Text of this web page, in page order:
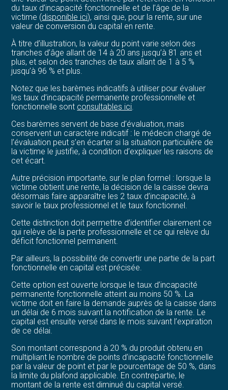
du taux d’incapacité fonctionnelle et de l’âge de la
victime (disponible ici), ainsi que, pour la rente, sur une
valeur de conversion du capital en rente.
À titre d’illustration, la valeur du point varie selon des
tranches d’âge allant de 14 à 20 ans jusqu’à 81 ans et
plus, et selon des tranches de taux allant de 1 à 5 %
jusqu’à 96 % et plus.
Notez que les barèmes indicatifs à utiliser pour évaluer
les taux d’incapacité permanente professionnelle et
fonctionnelle sont consultables ici
Ces barèmes servent de base d’évaluation, mais
conservent un caractère indicatif : le médecin chargé de
l’évaluation peut s’en écarter si la situation particulière de
la victime le justifie, à condition d’expliquer les raisons de
cet écart.
Autre précision importante, sur le plan formel : lorsque la
victime obtient une rente, la décision de la caisse devra
désormais faire apparaître les 2 taux d’incapacité, à
savoir le taux professionnel et le taux fonctionnel.
Cette distinction doit permettre d’identifier clairement ce
qui relève de la perte professionnelle et ce qui relève du
déficit fonctionnel permanent.
Par ailleurs, la possibilité de convertir une partie de la part
fonctionnelle en capital est précisée.
Cette option est ouverte lorsque le taux d’incapacité
permanente fonctionnelle atteint au moins 50 %. La
victime doit en faire la demande auprès de la caisse dans
un délai de 6 mois suivant la notification de la rente. Le
capital est ensuite versé dans le mois suivant l’expiration
de ce délai.
Son montant correspond à 20 % du produit obtenu en
multipliant le nombre de points d’incapacité fonctionnelle
par la valeur de point et par le pourcentage de 50 %, dans
la limite du plafond applicable. En contrepartie, le
montant de la rente est diminué du capital versé.